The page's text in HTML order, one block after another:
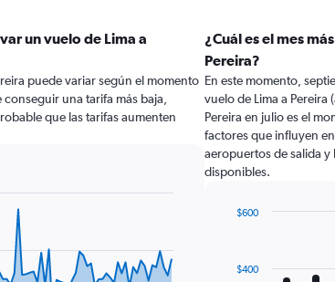
un vuelo de Lima a
puede variar según el momento
una tarifa más baja,
que las tarifas aumenten
¿Cuál es el mes
Pereira?
En este momento,
vuelo de Lima a
Pereira en julio es el
factores que influyen
aeropuertos de salida
disponibles.
12$400
$600